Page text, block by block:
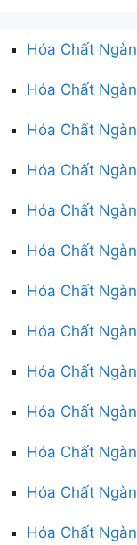
Hóa Chất
Hóa Chất
Hóa Chất
Hóa Chất
Hóa Chất
Hóa Chất
Hóa Chất
Hóa Chất
Hóa Chất
Hóa Chất
Hóa Chất
Hóa Chất
Hóa Chất